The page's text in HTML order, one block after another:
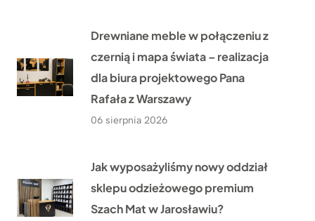
Drewniane meble w połączeniu z
czernią i mapa świata – realizacja
dla biura projektowego Pana
Rafała z Warszawy
06 sierpnia 2026
Jak wyposażyliśmy nowy oddział
sklepu odzieżowego premium
Szach Mat w Jarosławiu?